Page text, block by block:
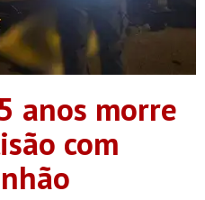
anos morre
com